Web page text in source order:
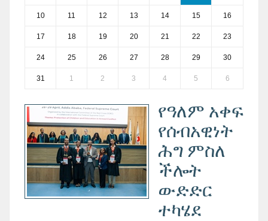
10 11 12 13 14 15 16
17 18 19 20 21 22 23
24 25 26 27 28 29 30
31 1 2 3 4 5 6
የዓለም አቀፍ
የሰብአዊነት
ሕግ ምስለ
ችሎት
ውድድር
ተካሄደ